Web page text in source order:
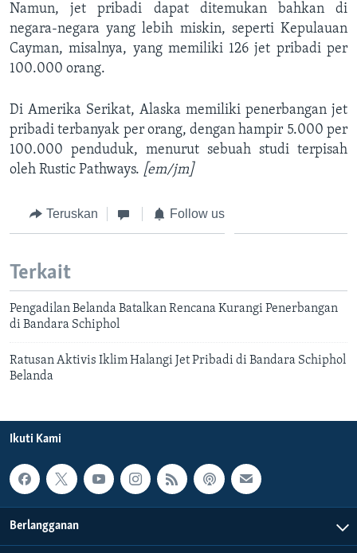
Namun, jet pribadi dapat ditemukan bahkan di
negara-negara yang lebih miskin, seperti Kepulauan
Cayman, misalnya, yang memiliki 126 jet pribadi per
100.000 orang.
Di Amerika Serikat, Alaska memiliki penerbangan jet
pribadi terbanyak per orang, dengan hampir 5.000 per
100.000 penduduk, menurut sebuah studi terpisah
oleh Rustic Pathways. [em/jm]
Teruskan Follow us
Terkait
Pengadilan Belanda Batalkan Rencana Kurangi Penerbangan
di Bandara Schiphol
Ratusan Aktivis Iklim Halangi Jet Pribadi di Bandara Schiphol
Belanda
Ikuti Kami
Berlangganan